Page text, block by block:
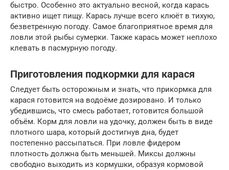
быстро. Особенно это актуально весной, когда карась
активно ищет пищу. Карась лучше всего клюёт в тихую,
безветренную погоду. Самое благоприятное время для
ловли этой рыбы сумерки. Также карась может неплохо
клевать в пасмурную погоду.
Приготовления подкормки для карася
Следует быть осторожным и знать, что прикормка для
карася готовится на водоёме дозировано. И только
убедившись, что смесь работает, готовится большой
объём. Корм для ловли на удочку, должен быть в виде
плотного шара, который достигнув дна, будет
постепенно рассыпаться. При ловле фидером
плотность должна быть меньшей. Миксы должны
свободно выходить из кормушки, образуя кормовой